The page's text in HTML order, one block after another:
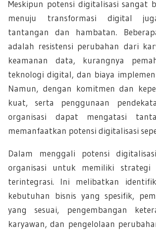
Meskipun potensi digitalisasi sangat
menuju transformasi digital
tantangan dan hambatan.
adalah resistensi perubahan dari
keamanan data, kurangnya
teknologi digital, dan biaya
Namun, dengan komitmen dan
kuat, serta penggunaan
organisasi dapat mengatasi
memanfaatkan potensi digitalisasi
Dalam menggali potensi
organisasi untuk memiliki strategi
terintegrasi. Ini melibatkan
kebutuhan bisnis yang spesifik,
yang sesuai, pengembangan
karyawan, dan pengelolaan